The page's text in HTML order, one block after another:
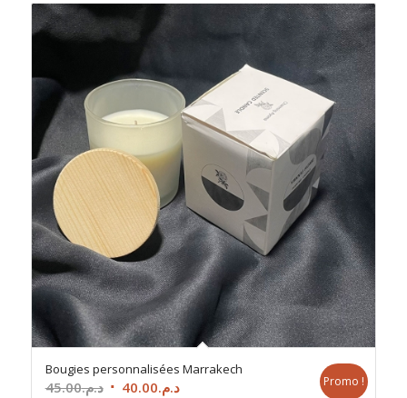
Bougies personnalisées Marrakech
د.م.45.00
Le
د.م.40.00
Le
Promo !